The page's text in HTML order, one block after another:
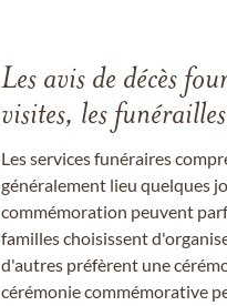
Les avis de décès
visites, les
Les services funéraires
généralement lieu quelques
commémoration peuvent
familles choisissent
d'autres préfèrent une
cérémonie commémorative